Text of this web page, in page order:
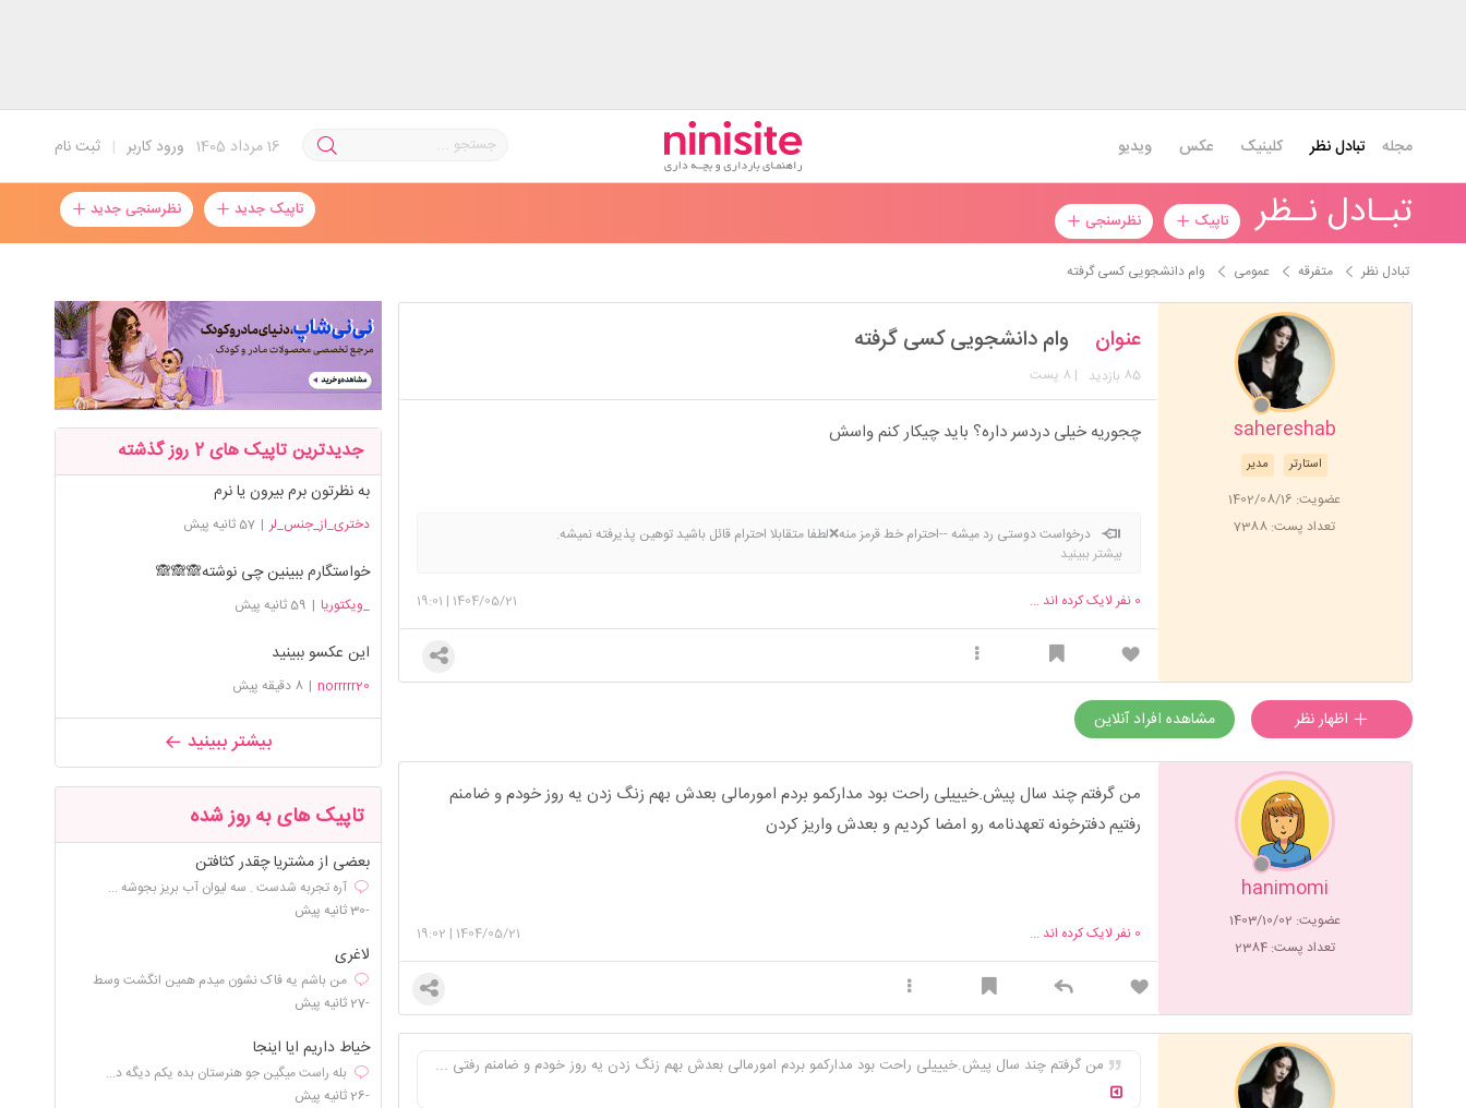
ثبت نام | ورود کاربر 16مرداد 1405 مجله تبادل نظر کلینیک عکس ویدیو
تبـادل نـظر تاپیک نظرسنجی تاپیک جدید نظرسنجی جدید
تبادل نظر متفرقه عمومی وام دانشجویی کسی گرفته
sahereshab
مدیر استارتر
عضویت: 1402/08/16
تعداد پست: 7388
عنوان وام دانشجویی کسی گرفته
85 بازدید | 8 پست
چجوریه خیلی دردسر داره؟ باید چیکار کنم واسش
درخواست دوستی رد میشه --احترام خط قرمز منه❌لطفا متقابلا احترام قائل باشید توهین پذیرفته نمیشه.
بیشتر ببینید
1404/05/21
|
19:01 0 نفر لایک کرده اند ...
مشاهده افراد آنلاین
hanimomi
عضویت: 1403/10/02
تعداد پست: 2384
من گرفتم چند سال پیش.خیییلی راحت بود مدارکمو بردم امورمالی بعدش بهم زنگ زدن یه روز خودم و ضامنم
رفتیم دفترخونه تعهدنامه رو امضا کردیم و بعدش واریز کردن
1404/05/21
|
19:02 0 نفر لایک کرده اند ...
من گرفتم چند سال پیش.خیییلی راحت بود مدارکمو بردم امورمالی بعدش بهم زنگ زدن یه روز خودم و ضامنم رفتی ...
جدیدترین تاپیک های 2 روز گذشته
به نظرتون برم بیرون یا نرم
دختری_از_جنس_لر | 57 ثانیه پیش
خواستگارم ببینین چی نوشته🙈🙈🙈
_ویکتوریا | 59 ثانیه پیش
این عکسو ببینید
norrrrr20
| 8 دقیقه پیش
بیشتر ببینید
تاپیک های به روز شده
بعضی از مشتریا چقدر کثافتن
آره تجربه شدست . سه لیوان آب بریز بجوشه ...
-30 ثانیه پیش
لاغری
من باشم یه فاک نشون میدم همین انگشت وسط
-27 ثانیه پیش
خیاط داریم ایا اینجا
بله راست میگین جو هنرستان بده یکم دیگه د...
-26 ثانیه پیش